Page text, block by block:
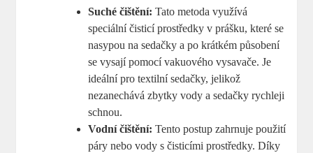
Suché čištění: Tato metoda využívá
speciální čisticí prostředky v prášku, které se
nasypou na sedačky a po krátkém působení
se vysají pomocí vakuového vysavače. Je
ideální pro textilní sedačky, jelikož
nezanechává zbytky vody a sedačky rychleji
schnou.
Vodní čištění: Tento postup zahrnuje použití
páry nebo vody s čisticími prostředky. Díky